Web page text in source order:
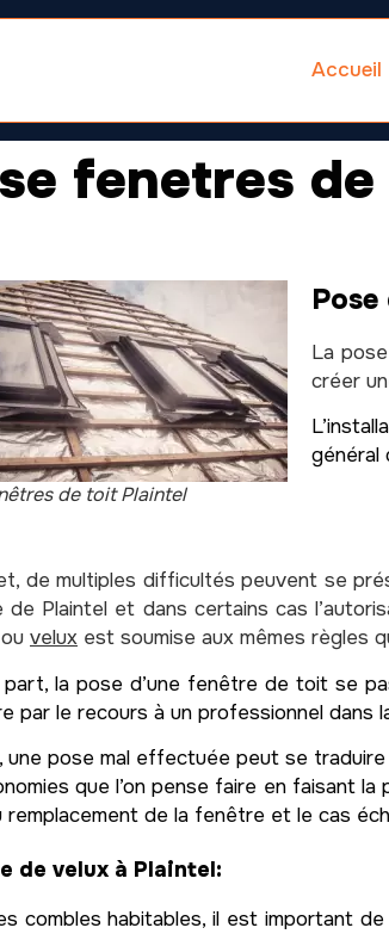
Accueil
fenetres
de toit Plaintel
La
créer
général
de multiples difficultés peuvent se
de Plaintel et dans certains cas
velux est soumise aux mêmes règles
part, la pose d’une fenêtre de toit se
par le recours à un professionnel dans
une pose mal effectuée peut se
que l’on pense faire en faisant
remplacement de la fenêtre et le cas
de velux à Plaintel:
combles habitables, il est important